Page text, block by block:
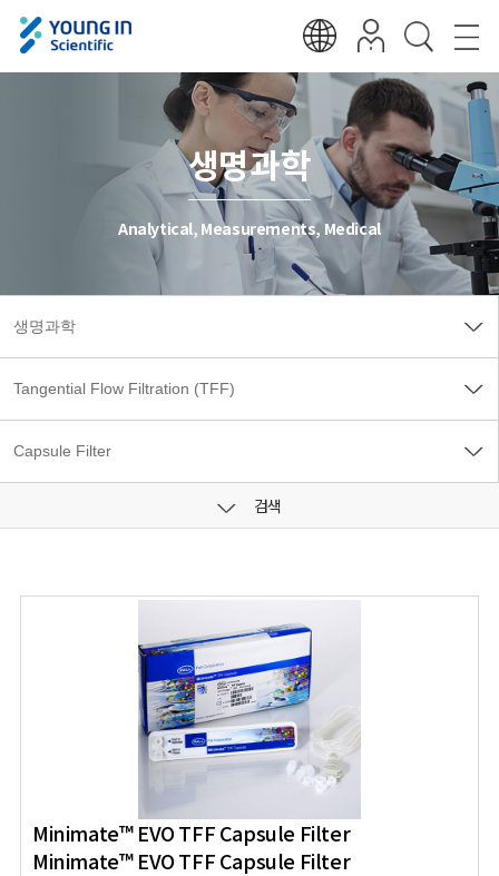
생명과학
Analytical, Measurements, Medical
검색
Minimate™ EVO TFF Capsule Filter
Minimate™ EVO TFF Capsule Filter